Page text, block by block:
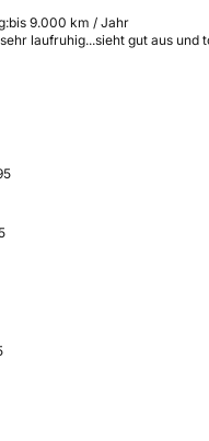
bis 9.000 km / Jahr
laufruhig...sieht gut aus